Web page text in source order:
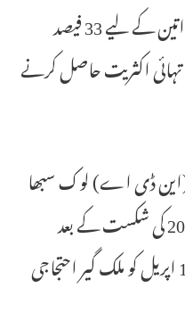
بل، جس کا مقصد پارلیمنٹ میں خواتین کے لیے 33 فیصد
تہائی اکثریت حاصل کرنے
(این ڈی اے) لوک سبھا
میں آئین (131 ویں ترمیم) بل 2026 کی شکست کے بعد
ہندوستان اتحاد کے خلاف ہفتہ 18 اپریل کو ملک گیر احتجاجی